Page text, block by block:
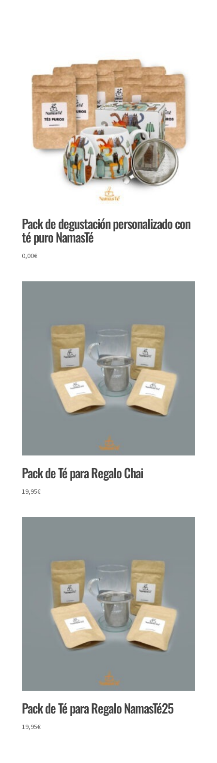
Pack de degustación personalizado con
té puro NamasTé
0,00€
Pack de Té para Regalo Chai
19,95€
Pack de Té para Regalo NamasTé25
19,95€